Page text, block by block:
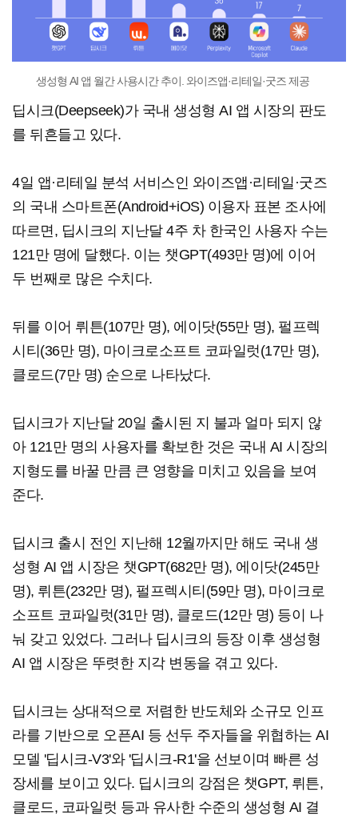
생성형 AI 앱 월간 사용시간 추이. 와이즈앱·리테일·굿즈 제공
딥시크(Deepseek)가 국내 생성형 AI 앱 시장의 판도
를 뒤흔들고 있다.
4일 앱·리테일 분석 서비스인 와이즈앱·리테일·굿즈
의 국내 스마트폰(Android+iOS) 이용자 표본 조사에
따르면, 딥시크의 지난달 4주 차 한국인 사용자 수는
121만 명에 달했다. 이는 챗GPT(493만 명)에 이어
두 번째로 많은 수치다.
뒤를 이어 뤼튼(107만 명), 에이닷(55만 명), 펄프렉
시티(36만 명), 마이크로소프트 코파일럿(17만 명),
클로드(7만 명) 순으로 나타났다.
딥시크가 지난달 20일 출시된 지 불과 얼마 되지 않
아 121만 명의 사용자를 확보한 것은 국내 AI 시장의
지형도를 바꿀 만큼 큰 영향을 미치고 있음을 보여
준다.
딥시크 출시 전인 지난해 12월까지만 해도 국내 생
성형 AI 앱 시장은 챗GPT(682만 명), 에이닷(245만
명), 뤼튼(232만 명), 펄프렉시티(59만 명), 마이크로
소프트 코파일럿(31만 명), 클로드(12만 명) 등이 나
눠 갖고 있었다. 그러나 딥시크의 등장 이후 생성형
AI 앱 시장은 뚜렷한 지각 변동을 겪고 있다.
딥시크는 상대적으로 저렴한 반도체와 소규모 인프
라를 기반으로 오픈AI 등 선두 주자들을 위협하는 AI
모델 '딥시크-V3'와 '딥시크-R1'을 선보이며 빠른 성
장세를 보이고 있다. 딥시크의 강점은 챗GPT, 뤼튼,
클로드, 코파일럿 등과 유사한 수준의 생성형 AI 결